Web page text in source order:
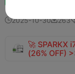
2025-10-30263
🚀 SPARKX
(26% OFF)